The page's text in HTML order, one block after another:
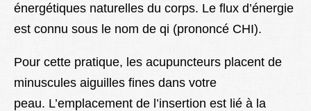
énergétiques naturelles du corps. Le flux d’énergie
est connu sous le nom de qi (prononcé CHI).
Pour cette pratique, les acupuncteurs placent de
minuscules aiguilles fines dans votre
peau. L’emplacement de l’insertion est lié à la